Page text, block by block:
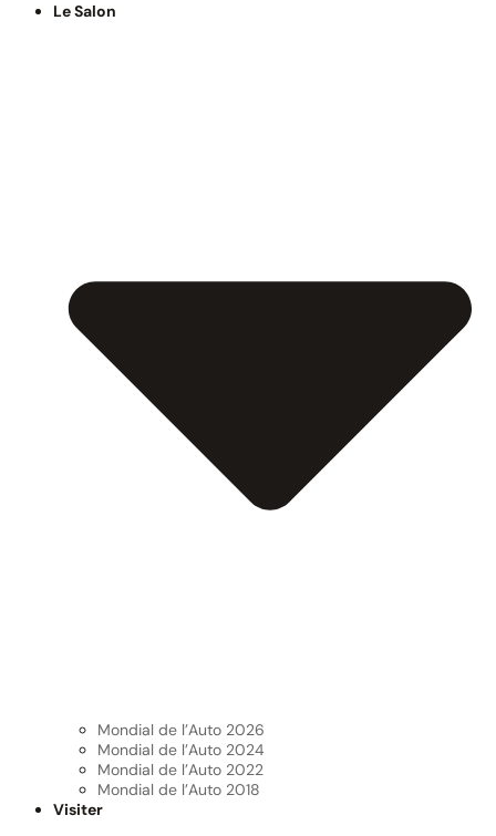
Le Salon
Mondial de l’Auto 2026
Mondial de l’Auto 2024
Mondial de l’Auto 2022
Mondial de l’Auto 2018
Visiter